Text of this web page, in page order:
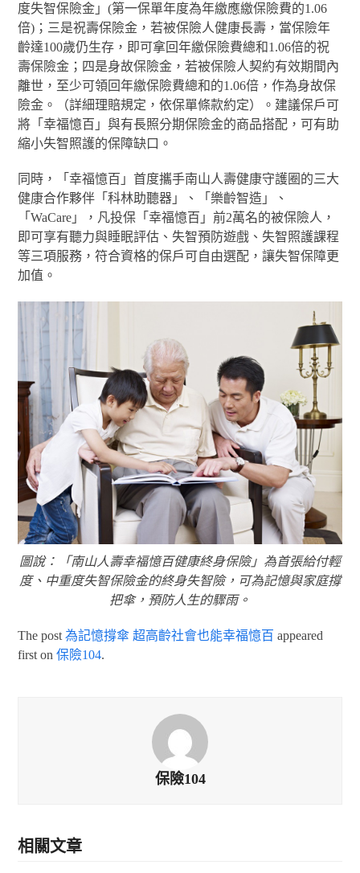
度失智保險金」(第一保單年度為年繳應繳保險費的1.06
倍)；三是祝壽保險金，若被保險人健康長壽，當保險年
齡達100歲仍生存，即可拿回年繳保險費總和1.06倍的祝
壽保險金；四是身故保險金，若被保險人契約有效期間內
離世，至少可領回年繳保險費總和的1.06倍，作為身故保
險金。（詳細理賠規定，依保單條款約定）。建議保戶可
將「幸福憶百」與有長照分期保險金的商品搭配，可有助
縮小失智照護的保障缺口。
同時，「幸福憶百」首度攜手南山人壽健康守護圈的三大
健康合作夥伴「科林助聽器」、「樂齡智造」、
「WaCare」，凡投保「幸福憶百」前2萬名的被保險人，
即可享有聽力與睡眠評估、失智預防遊戲、失智照護課程
等三項服務，符合資格的保戶可自由選配，讓失智保障更
加值。
圖說：「南山人壽幸福憶百健康終身保險」為首張給付輕
度、中重度失智保險金的終身失智險，可為記憶與家庭撐
把傘，預防人生的驟雨。
The post為記憶撐傘 超高齡社會也能幸福憶百 appeared
first on保險104.
保險104
相關文章